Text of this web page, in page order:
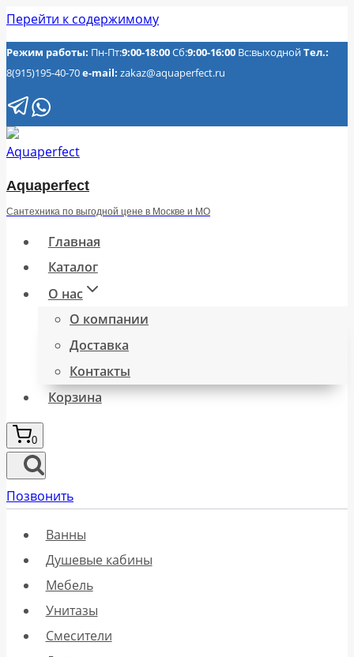
Перейти к содержимому
Режим работы: Пн-Пт:9:00-18:00Сб:9:00-16:00 Вс:выходнойТел.:
8(915)195-40-70e-mail: zakaz@aquaperfect.ru
Aquaperfect
Сантехника по выгодной цене в Москве и МО
Главная
Каталог
О нас
О компании
Доставка
Контакты
Корзина
0
Позвонить
Ванны
Душевые кабины
Мебель
Унитазы
Смесители